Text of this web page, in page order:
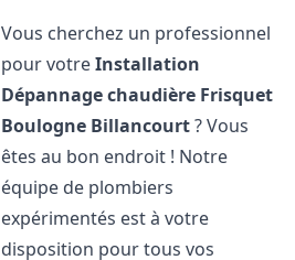
Vous cherchez un professionnel
pour votreInstallation
Dépannage chaudière Frisquet
Boulogne Billancourt? Vous
êtes au bon endroit ! Notre
équipe de plombiers
expérimentés est à votre
disposition pour tous vos